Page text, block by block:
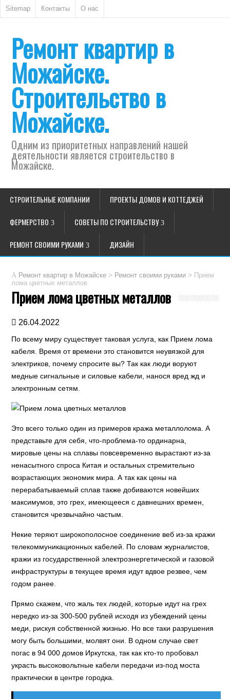
Sitemap Контакты О нас
Ремонт квартир в
Можайске.
Строительство в
Можайске.
Одним из приоритетных направлений нашей
деятельности является строительство в
Можайске.
СТРОИТЕЛЬНЫЕ КОМПАНИИ ПРОЕКТЫ ДОМОВ И КОТТЕДЖЕЙ
ФЕРМЕРСТВО СОВЕТЫ ПО СТРОИТЕЛЬСТВУ
РЕМОНТ СВОИМИ РУКАМИ ДИЗАЙН
Ремонт квартир в Можайске > Ремонт своими руками > Прием
лома цветных металлов
Прием лома цветных металлов
26.04.2022
По всему миру существует таковая услуга, как Прием лома
кабеля. Время от времени это становится неувязкой для
электриков, почему спросите вы? Так как люди воруют
медные сигнальные и силовые кабели, нанося вред жд и
электронным сетям.
Это всего только один из примеров кража металлолома. А
представьте для себя, что-проблема-то ординарна,
мировые цены на сплавы повсевременно вырастают из-за
ненасытного спроса Китая и остальных стремительно
возрастающих экономик мира. А так как цены на
перерабатываемый сплав также добиваются новейших
максимумов, это грех, имеющееся с давнешних времен,
становится чрезвычайно частым.
Некие теряют широкополосное соединение веб из-за кражи
телекоммуникационных кабелей. По словам журналистов,
кражи из государственной электроэнергетической и газовой
инфраструктуры в текущее время идут вдвое резвее, чем
годом ранее.
Прямо скажем, что жаль тех людей, которые идут на грех
нередко из-за 300-500 рублей исходя из убеждений цены
меди, рискуя собственной жизнью. Но все таки разрушения
могу быть большими, молвят они. В одном случае свет
погас в 94 000 домов Иркутска, так как кто-то пробовал
украсть высоковольтные кабели передачи из-под моста
практически в центре городка.